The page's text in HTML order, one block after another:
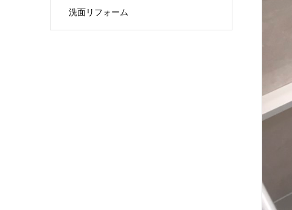
洗面リフォーム